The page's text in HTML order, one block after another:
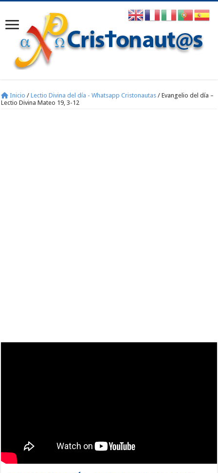
Inicio / Lectio Divina del día - Whatsapp Cristonautas / Evangelio del día –
Lectio Divina Mateo 19, 3-12